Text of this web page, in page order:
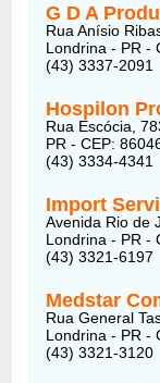
G D A
Rua Anísio
Londrina - PR -
(43) 3337-2091
Hospilon
Rua Escócia,
PR - CEP:
(43) 3334-4341
Import
Avenida Rio de
Londrina - PR -
(43) 3321-6197
Medstar
Rua General
Londrina - PR -
(43) 3321-3120